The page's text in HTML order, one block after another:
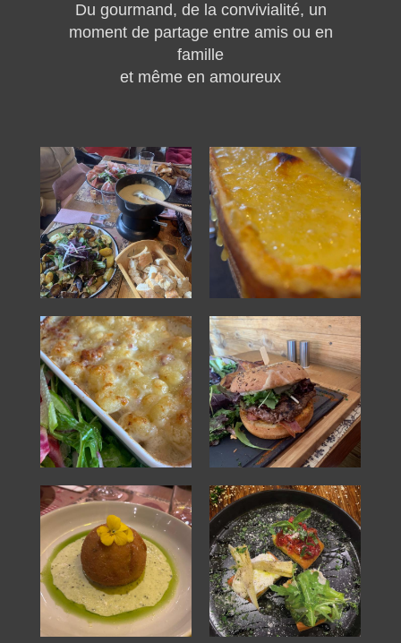
Du gourmand, de la convivialité, un
moment de partage entre amis ou en
famille
et même en amoureux